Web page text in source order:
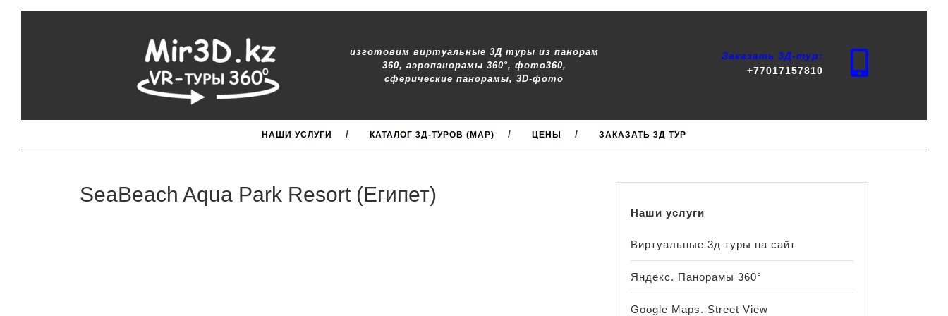
изготовим виртуальные 3Д туры из панорам
360, аэропанорамы 360°, фото360,
сферические панорамы, 3D-фото
Заказать 3Д-тур:
+77017157810
НАШИ УСЛУГИ КАТАЛОГ 3Д-ТУРОВ (MAP) ЦЕНЫ ЗАКАЗАТЬ 3Д ТУР
SeaBeach Aqua Park Resort (Египет)
Наши услуги
Виртуальные 3д туры на сайт
Яндекс. Панорамы 360°
Google Maps. Street View